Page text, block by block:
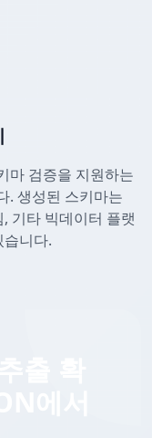
마 검증을 지원하는
. 생성된 스키마는
기타 빅데이터 플랫
니다.